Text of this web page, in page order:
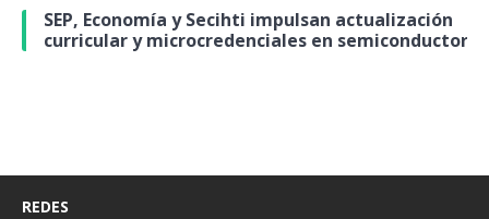
SEP, Economía y Secihti impulsan actualización
curricular y microcredenciales en semiconductores
REDES